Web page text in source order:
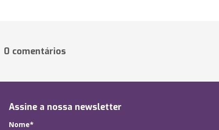
0 comentários
Assine a nossa newsletter
Nome*